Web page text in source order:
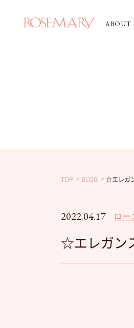
ABOUT
TOP BLOG ☆エレガ
2022.04.17 ロ
☆エレガン